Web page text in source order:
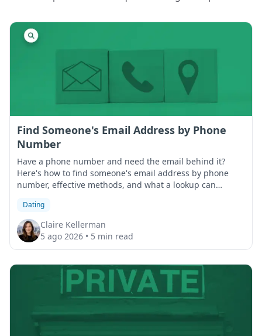
Find Someone's Email Address by Phone
Number
Have a phone number and need the email behind it?
Here's how to find someone's email address by phone
number, effective methods, and what a lookup can
Dating
Claire Kellerman
5 ago 2026 • 5 min read